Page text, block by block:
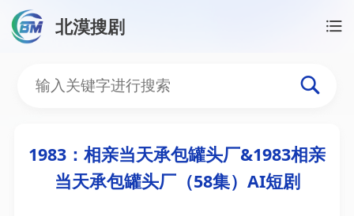
北漠搜剧
1983：相亲当天承包罐
1983：相亲当天承包罐头厂&1983相亲
当天承包罐头厂（58集）AI短剧